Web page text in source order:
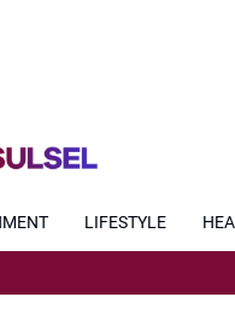
LIFESTYLE